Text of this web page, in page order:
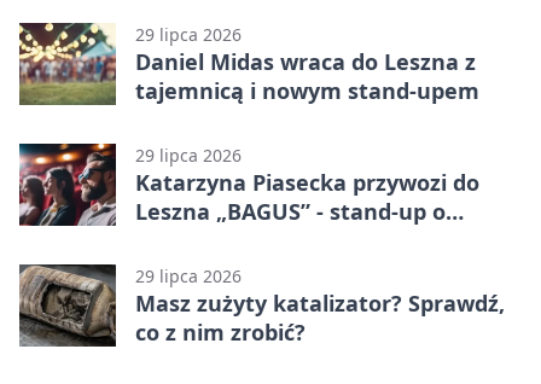
29 lipca 2026
Daniel Midas wraca do Leszna z
tajemnicą i nowym stand-upem
29 lipca 2026
Katarzyna Piasecka przywozi do
Leszna „BAGUS” - stand-up o
29 lipca 2026
Masz zużyty katalizator? Sprawdź,
co z nim zrobić?